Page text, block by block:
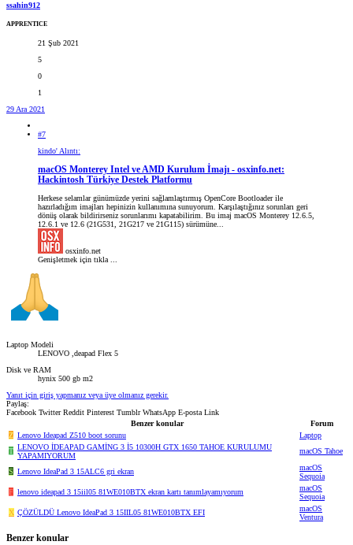
ssahin912
APPRENTICE
21 Şub 2021
5
0
1
29 Ara 2021
#7
kindo' Alıntı:
macOS Monterey Intel ve AMD Kurulum İmajı - osxinfo.net:
Hackintosh Türkiye Destek Platformu
Herkese selamlar günümüzde yerini sağlamlaştırmış OpenCore Bootloader ile
hazırladığım imajları hepinizin kullanımına sunuyorum. Karşılaştığınız sorunları geri
dönüş olarak bildirirseniz sorunlarımı kapatabilirim. Bu imaj macOS Monterey 12.6.5,
12.6.1 ve 12.6 (21G531, 21G217 ve 21G115) sürümüne...
osxinfo.net
Genişletmek için tıkla ...
Laptop Modeli
LENOVO ,deapad Flex 5
Disk ve RAM
hynix 500 gb m2
Yanıt için giriş yapmanız veya üye olmanız gerekir.
Paylaş:
Facebook Twitter Reddit Pinterest Tumblr WhatsApp E-posta Link
Benzer konular
Forum
Z Lenovo Ideapad Z510 boot sorunu
Laptop
T LENOVO İDEAPAD GAMİNG 3 İ5 10300H GTX 1650 TAHOE KURULUMU
YAPAMIYORUM
macOS Tahoe
S Lenovo IdeaPad 3 15ALC6 gri ekran
macOS
Sequoia
F lenovo ideapad 3 15iil05 81WE010BTX ekran kartı tanımlayamıyorum
macOS
Sequoia
X ÇÖZÜLDÜ Lenovo IdeaPad 3 15IIL05 81WE010BTX EFI
macOS
Ventura
Benzer konular